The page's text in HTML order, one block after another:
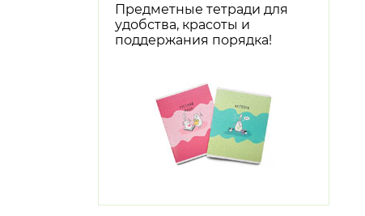
Предметные тетради для
удобства, красоты и
поддержания порядка!